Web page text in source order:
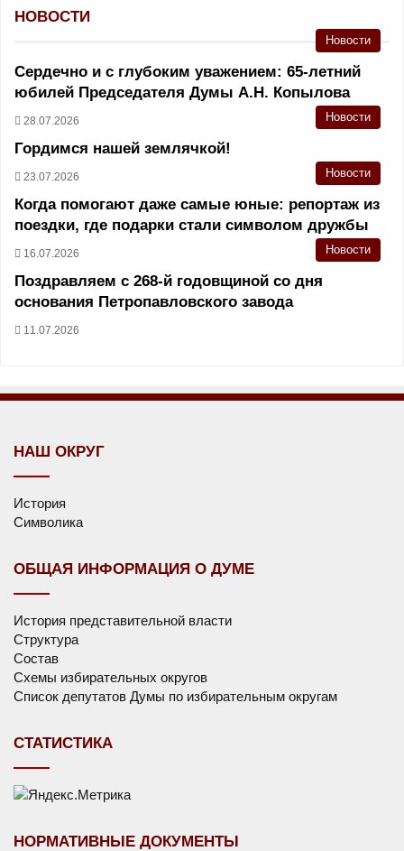
НОВОСТИ
Новости
Сердечно и с глубоким уважением: 65-летний
юбилей Председателя Думы А.Н. Копылова
28.07.2026 Новости
Гордимся нашей землячкой!
23.07.2026 Новости
Когда помогают даже самые юные: репортаж из
поездки, где подарки стали символом дружбы
16.07.2026 Новости
Поздравляем с 268-й годовщиной со дня
основания Петропавловского завода
11.07.2026
НАШ ОКРУГ
История
Символика
ОБЩАЯ ИНФОРМАЦИЯ О ДУМЕ
История представительной власти
Структура
Состав
Схемы избирательных округов
Список депутатов Думы по избирательным округам
СТАТИСТИКА
НОРМАТИВНЫЕ ДОКУМЕНТЫ